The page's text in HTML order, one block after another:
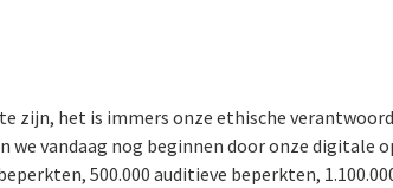
zijn, het is immers onze ethische
we vandaag nog beginnen door onze digitale
500.000 auditieve beperkten,